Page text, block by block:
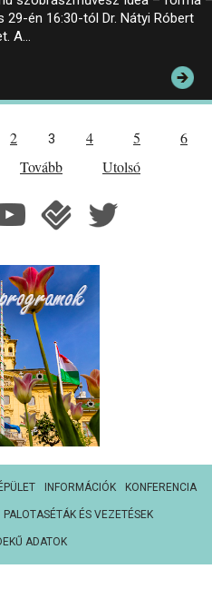
én 16:30-tól Dr. Nátyi Róbert
A…
2 3 4 5
6
Tovább Utolsó
INFORMÁCIÓK KONFERENCIA
PALOTASÉTÁK ÉS VEZETÉSEK
ADATOK